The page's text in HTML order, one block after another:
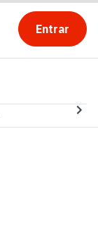
Entrar